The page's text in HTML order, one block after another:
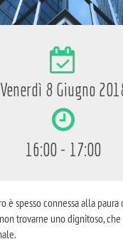
Venerdì 8 Giugno
16:00 - 17:00
è spesso connessa alla
trovarne uno dignitoso,